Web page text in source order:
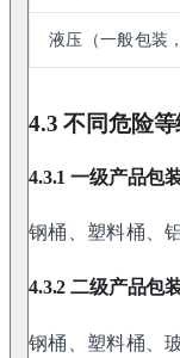
液压（一般包装
4.3 不同危险
4.3.1 一级产品包
钢桶、塑料桶、
4.3.2 二级产品包
钢桶、塑料桶、